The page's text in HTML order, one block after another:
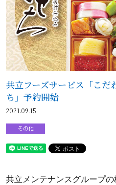
共立フーズサービス「こだ
ち」予約開始
2021.09.15
その他
共立メンテナンスグループ